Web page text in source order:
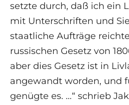
setzte durch, daß ich ein
mit Unterschriften und
staatliche Aufträge
russischen Gesetz von
aber dies Gesetz ist in
angewandt worden, und
genügte es. …“ schrieb